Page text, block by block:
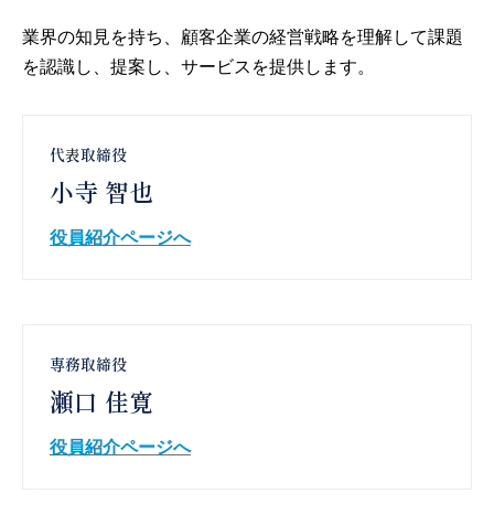
業界の知見を持ち、顧客企業の経営戦略を理解して課題
を認識し、提案し、サービスを提供します。
代表取締役
小寺 智也
役員紹介ページへ
専務取締役
瀬口 佳寛
役員紹介ページへ